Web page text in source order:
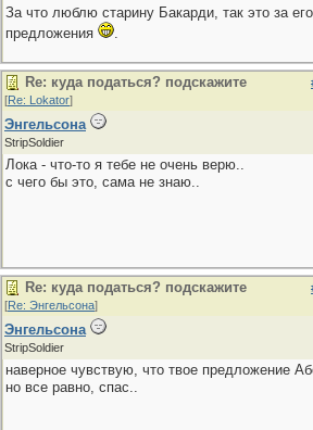
За что люблю старину Бакарди, так это за
предложения
.
Re: куда податься? подскажите
[Re: Lokator]
Энгельсона
StripSoldier
Лока - что-то я тебе не очень верю..
с чего бы это, сама не знаю..
Re: куда податься? подскажите
[Re: Энгельсона]
Энгельсона
StripSoldier
наверное чувствую, что твое предложение
но все равно, спас..